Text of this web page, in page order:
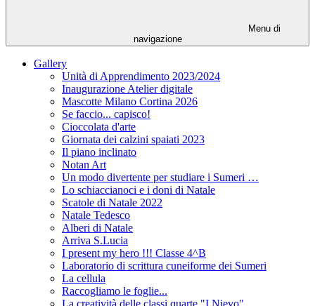
Menu di
navigazione
Gallery
Unità di Apprendimento 2023/2024
Inaugurazione Atelier digitale
Mascotte Milano Cortina 2026
Se faccio... capisco!
Cioccolata d'arte
Giornata dei calzini spaiati 2023
Il piano inclinato
Notan Art
Un modo divertente per studiare i Sumeri …
Lo schiaccianoci e i doni di Natale
Scatole di Natale 2022
Natale Tedesco
Alberi di Natale
Arriva S.Lucia
I present my hero !!! Classe 4^B
Laboratorio di scrittura cuneiforme dei Sumeri
La cellula
Raccogliamo le foglie...